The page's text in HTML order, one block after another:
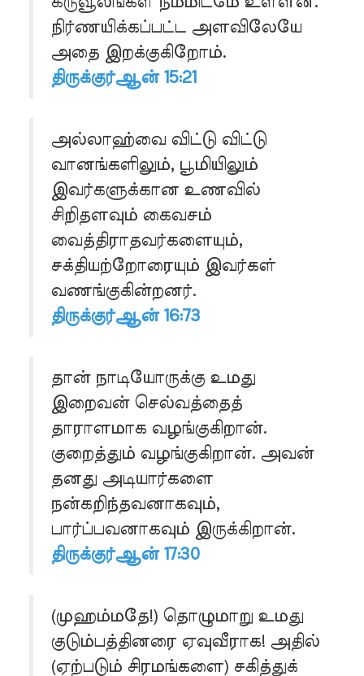
நிர்ணயிக்கப்பட்ட அளவிலேயே
அதை இறக்குகிறோம்.
திருக்குர்ஆன் 15:21
அல்லாஹ்வை விட்டு விட்டு
வானங்களிலும், பூமியிலும்
இவர்களுக்கான உணவில்
சிறிதளவும் கைவசம்
வைத்திராதவர்களையும்,
சக்தியற்றோரையும் இவர்கள்
வணங்குகின்றனர்.
திருக்குர்ஆன் 16:73
தான் நாடியோருக்கு உமது
இறைவன் செல்வத்தைத்
தாராளமாக வழங்குகிறான்.
குறைத்தும் வழங்குகிறான். அவன்
தனது அடியார்களை
நன்கறிந்தவனாகவும்,
பார்ப்பவனாகவும் இருக்கிறான்.
திருக்குர்ஆன் 17:30
(முஹம்மதே!) தொழுமாறு உமது
குடும்பத்தினரை ஏவுவீராக! அதில்
(ஏற்படும் சிரமங்களை) சகித்துக்